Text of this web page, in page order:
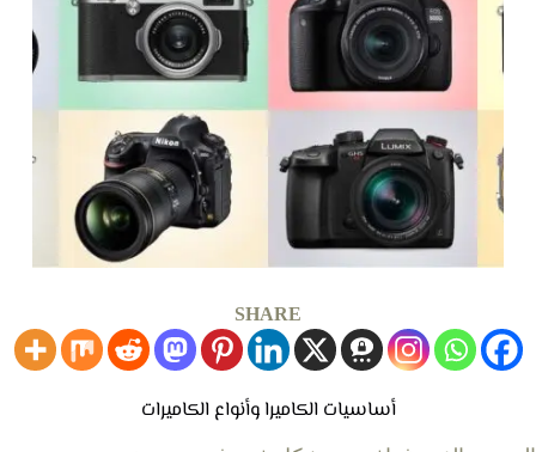
SHARE
أساسيات الكاميرا وأنواع الكاميرات